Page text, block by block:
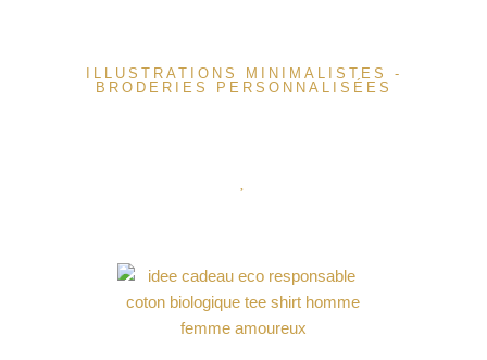
ILLUSTRATIONS MINIMALISTES -
BRODERIES PERSONNALISÉES